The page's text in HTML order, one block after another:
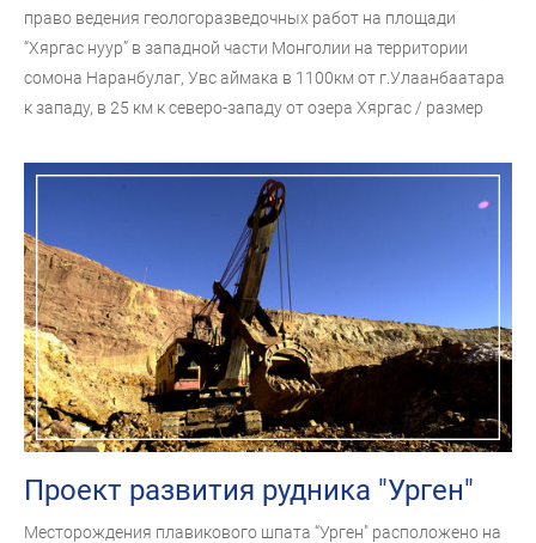
право ведения геологоразведочных работ на площади
“Хяргас нуур” в западной части Монголии на территории
сомона Наранбулаг, Увс аймака в 1100км от г.Улаанбаатара
к западу, в 25 км к северо-западу от озера Хяргас / размер
Проект развития рудника "Урген"
Месторождения плавикового шпата “Урген" расположено на